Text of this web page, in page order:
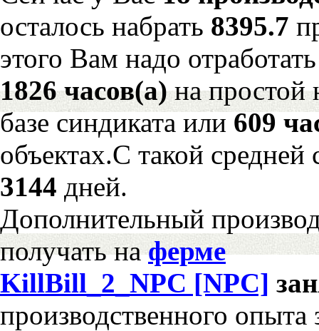
осталось набрать 8395.7
этого Вам надо отработать
1826 часов(а)на простой
базе синдиката или609
объектах.С такой
3144 дней.
Дополнительный
получать наферме
KillBill_2_NPC [NPC]
производственного опыта